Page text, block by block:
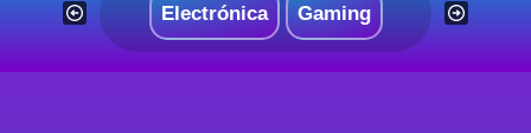
Electrónica Gaming